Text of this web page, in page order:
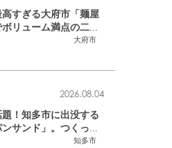
大府市
高すぎる大府市「麺屋
リューム満点の二郎
ンを堪能してきた
知多市
2026.08.04
！知多市に出没する
ンサンド」。つくって
お祭りお兄さん!?【ち